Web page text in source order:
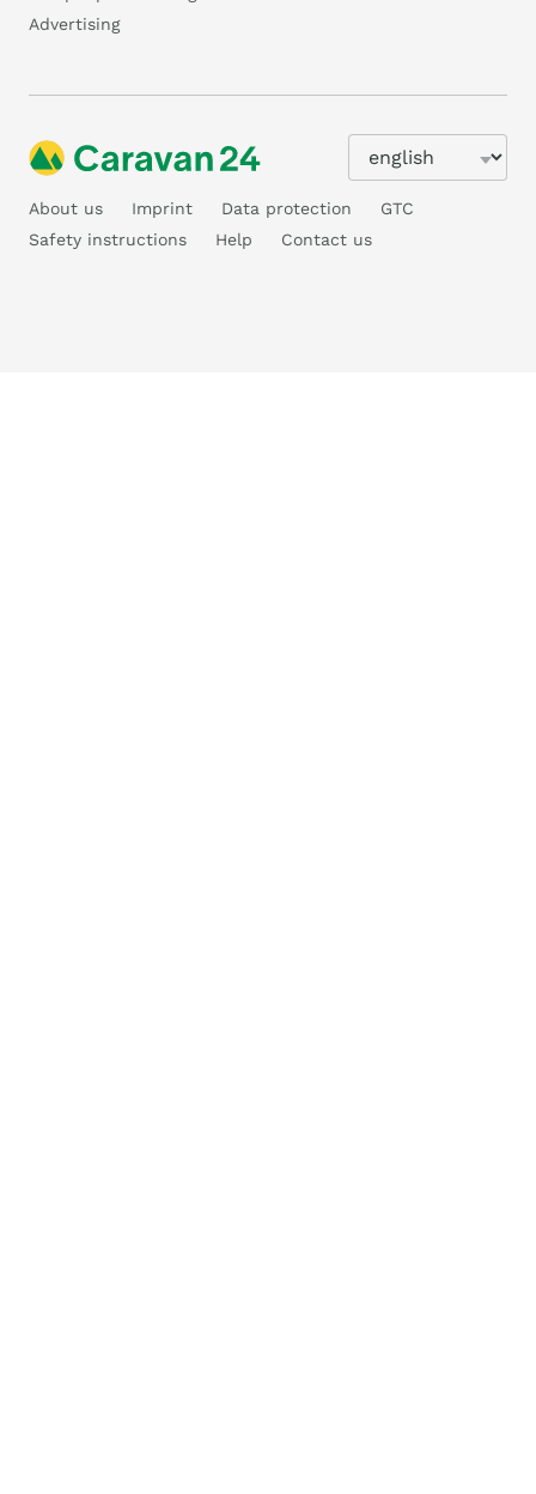
Advertising
About us Imprint Data protection
GTC
Safety instructions
Help Contact us